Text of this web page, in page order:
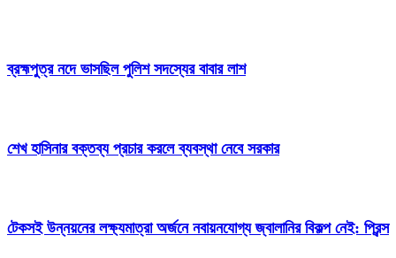
ব্রহ্মপুত্র নদে ভাসছিল পুলিশ সদস্যের বাবার লাশ
শেখ হাসিনার বক্তব্য প্রচার করলে ব্যবস্থা নেবে সরকার
টেকসই উন্নয়নের লক্ষ্যমাত্রা অর্জনে নবায়নযোগ্য জ্বালানির বিকল্প নেই: প্রিন্স